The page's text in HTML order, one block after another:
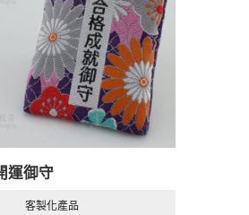
運御守
客製化產品